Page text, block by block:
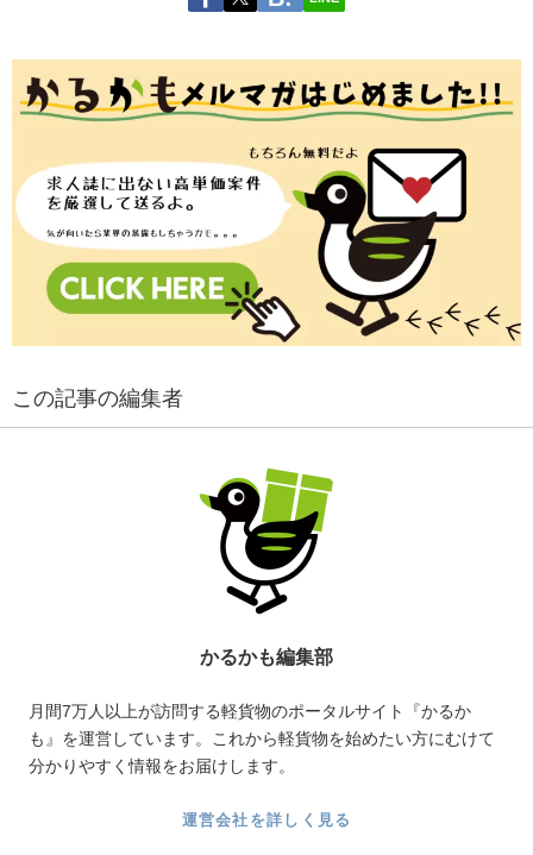
この記事の編集者
かるかも編集部
月間7万人以上が訪問する軽貨物のポータルサイト『かるか
も』を運営しています。これから軽貨物を始めたい方にむけて
分かりやすく情報をお届けします。
運営会社を詳しく見る